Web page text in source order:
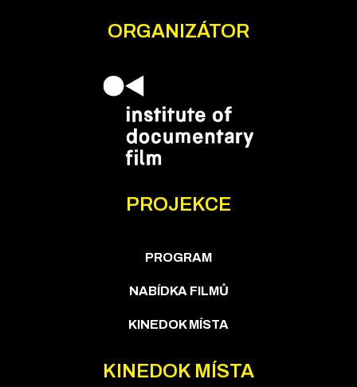
ORGANIZÁTOR
PROJEKCE
PROGRAM
NABÍDKA FILMŮ
KINEDOK MÍSTA
KINEDOK MÍSTA